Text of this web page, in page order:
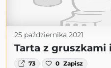
25 października 2021
Tarta z gruszkami
73 0 Zapisz